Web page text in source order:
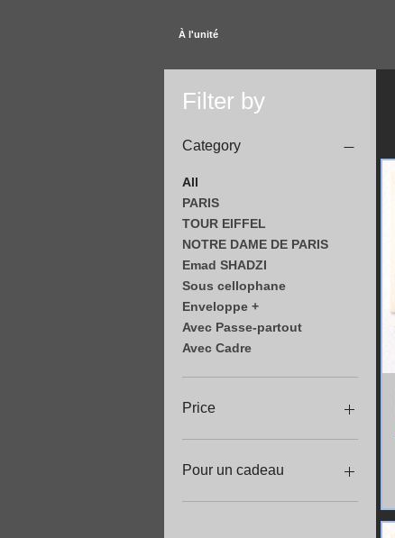
À l'unité
Filter by
Category
All
PARIS
TOUR EIFFEL
NOTRE DAME DE PARIS
Emad SHADZI
Sous cellophane
Enveloppe +
Avec Passe-partout
Avec Cadre
Price
€3
Pour un cadeau
En lot